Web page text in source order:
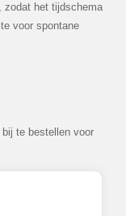
zodat het tijdschema
voor spontane
te bestellen voor